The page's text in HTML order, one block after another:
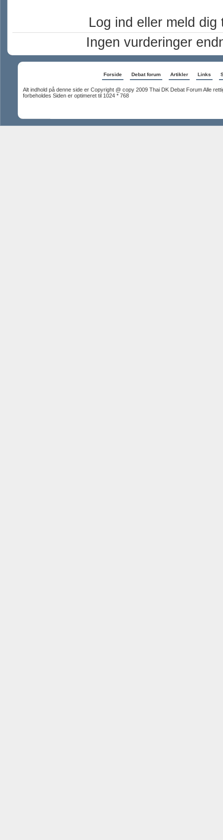
Log ind eller meld dig
Ingen vurderinger
Forside Debat forum Artikler Links
Alt indhold på denne side er Copyright @ copy 2009 Thai DK Debat Forum Alle
forbeholdes Siden er optimeret til 1024 * 768